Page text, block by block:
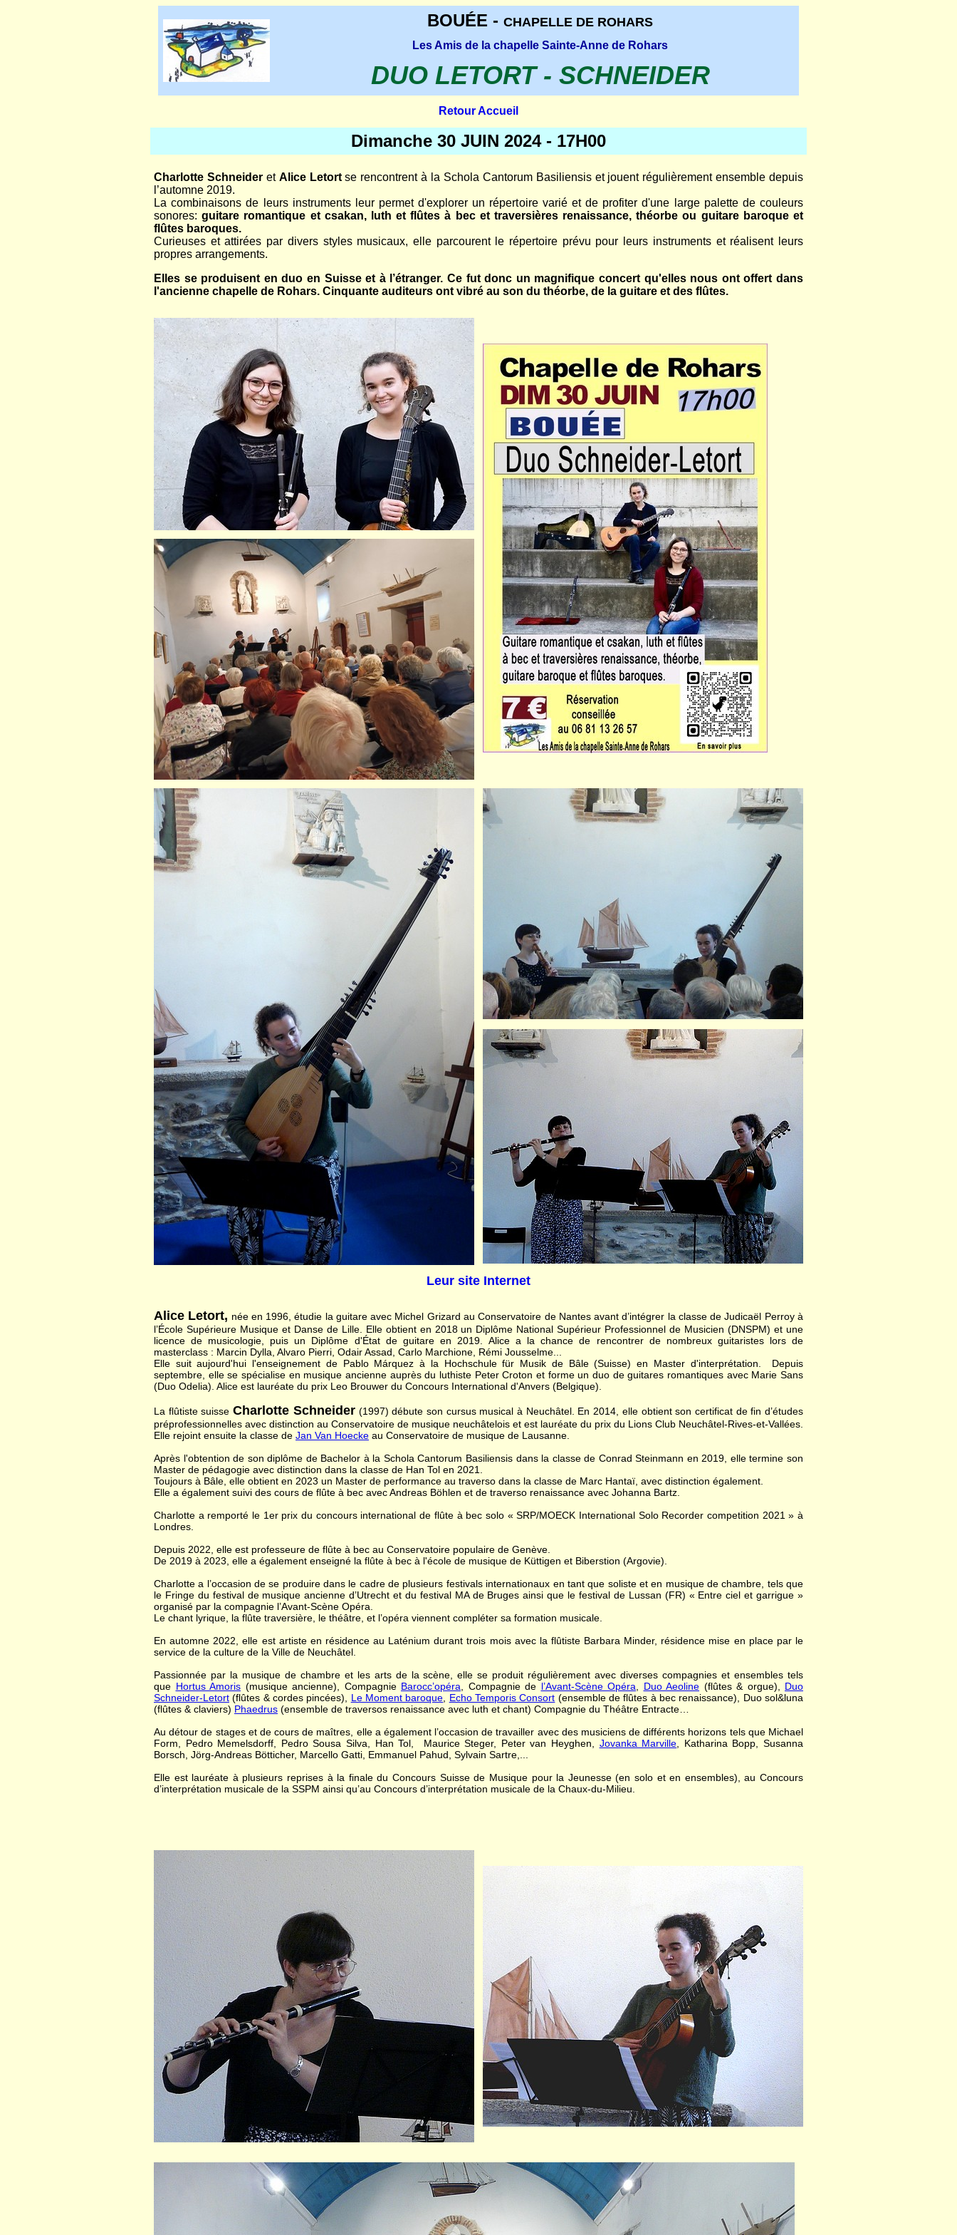
BOUÉE - CHAPELLE DE ROHARS
Les Amis de la chapelle Sainte-Anne de Rohars
DUO LETORT - SCHNEIDER
Retour Accueil
Dimanche 30 JUIN 2024 - 17H00
Charlotte SchneideretAlice Letortse rencontrent à la Schola Cantorum Basiliensis et jouent régulièrement ensemble depuis
l’automne 2019.
La combinaisons de leurs instruments leur permet d'explorer un répertoire varié et de profiter d'une large palette de couleurs
sonores: guitare romantique et csakan, luth et flûtes à bec et traversières renaissance, théorbe ou guitare baroque et
flûtes baroques.
Curieuses et attirées par divers styles musicaux, elle parcourent le répertoire prévu pour leurs instruments et réalisent leurs
propres arrangements.
Elles se produisent en duo en Suisse et à l’étranger. Ce fut donc un magnifique concert qu'elles nous ont offert dans
l'ancienne chapelle de Rohars. Cinquante auditeurs ont vibré au son du théorbe, de la guitare et des flûtes.
Leur site Internet
Alice Letort, née en 1996, étudie la guitare avec Michel Grizard au Conservatoire de Nantes avant d’intégrer la classe de Judicaël Perroy à
l’École Supérieure Musique et Danse de Lille. Elle obtient en 2018 un Diplôme National Supérieur Professionnel de Musicien (DNSPM) et une
licence de musicologie, puis un Diplôme d'État de guitare en 2019. Alice a la chance de rencontrer de nombreux guitaristes lors de
masterclass : Marcin Dylla, Alvaro Pierri, Odair Assad, Carlo Marchione, Rémi Jousselme...
​Elle suit aujourd'hui l'enseignement de Pablo Márquez à la Hochschule für Musik de Bâle (Suisse) en Master d'interprétation. Depuis
septembre, elle se spécialise en musique ancienne auprès du luthiste Peter Croton et forme un duo de guitares romantiques avec Marie Sans
(Duo Odelia). Alice est lauréate du prix Leo Brouwer du Concours International d'Anvers (Belgique).
La flûtiste suisseCharlotte Schneider(1997) débute son cursus musical à Neuchâtel. En 2014, elle obtient son certificat de fin d’études
préprofessionnelles avec distinction au Conservatoire de musique neuchâtelois et est lauréate du prix du Lions Club Neuchâtel-Rives-et-Vallées.
Elle rejoint ensuite la classe de Jan Van Hoecke au Conservatoire de musique de Lausanne.
Après l'obtention de son diplôme de Bachelor à la Schola Cantorum Basiliensis dans la classe de Conrad Steinmann en 2019, elle termine son
Master de pédagogie avec distinction dans la classe de Han Tol en 2021.
Toujours à Bâle, elle obtient en 2023 un Master de performance au traverso dans la classe de Marc Hantaï, avec distinction également.
Elle a également suivi des cours de flûte à bec avec Andreas Böhlen et de traverso renaissance avec Johanna Bartz.
Charlotte a remporté le 1er prix du concours international de flûte à bec solo « SRP/MOECK International Solo Recorder competition 2021 » à
Londres.
Depuis 2022, elle est professeure de flûte à bec au Conservatoire populaire de Genève.
De 2019 à 2023, elle a également enseigné la flûte à bec à l'école de musique de Küttigen et Biberstion (Argovie).
Charlotte a l’occasion de se produire dans le cadre de plusieurs festivals internationaux en tant que soliste et en musique de chambre, tels que
le Fringe du festival de musique ancienne d’Utrecht et du festival MA de Bruges ainsi que le festival de Lussan (FR) « Entre ciel et garrigue »
organisé par la compagnie l’Avant-Scène Opéra.
Le chant lyrique, la flûte traversière, le théâtre, et l’opéra viennent compléter sa formation musicale.
En automne 2022, elle est artiste en résidence au Laténium durant trois mois avec la flûtiste Barbara Minder, résidence mise en place par le
service de la culture de la Ville de Neuchâtel.
Passionnée par la musique de chambre et les arts de la scène, elle se produit régulièrement avec diverses compagnies et ensembles tels
que Hortus Amoris (musique ancienne), Compagnie Barocc’opéra , Compagnie de l’Avant-Scène Opéra Duo Aeoline (flûtes & orgue), Duo
Schneider-Letort (flûtes & cordes pincées), Le Moment baroque Echo Temporis Consort (ensemble de flûtes à bec renaissance), Duo sol&luna
(flûtes & claviers) Phaedrus (ensemble de traversos renaissance avec luth et chant) Compagnie du Théâtre Entracte…
Au détour de stages et de cours de maîtres, elle a également l’occasion de travailler avec des musiciens de différents horizons tels que Michael
Form, Pedro Memelsdorff, Pedro Sousa Silva, Han Tol, Maurice Steger, Peter van Heyghen, Jovanka Marville , Katharina Bopp, Susanna
Borsch, Jörg-Andreas Bötticher, Marcello Gatti, Emmanuel Pahud, Sylvain Sartre,...
Elle est lauréate à plusieurs reprises à la finale du Concours Suisse de Musique pour la Jeunesse (en solo et en ensembles), au Concours
d’interprétation musicale de la SSPM ainsi qu’au Concours d’interprétation musicale de la Chaux-du-Milieu.